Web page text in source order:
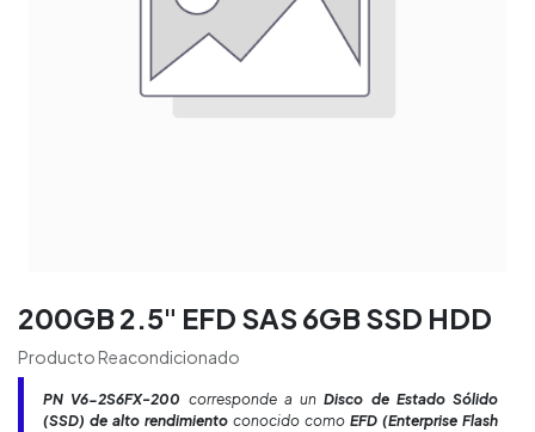
200GB 2.5" EFD SAS 6GB SSD HDD
Producto Reacondicionado
PN V6-2S6FX-200 corresponde a unDisco de Estado Sólido
(SSD) de alto rendimiento conocido como EFD (Enterprise Flash